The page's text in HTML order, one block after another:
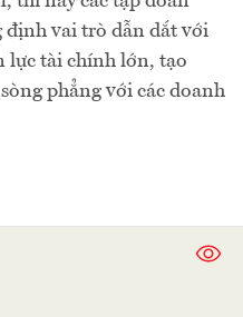
định vai trò dẫn dắt với
lực tài chính lớn, tạo
phẳng với các doanh